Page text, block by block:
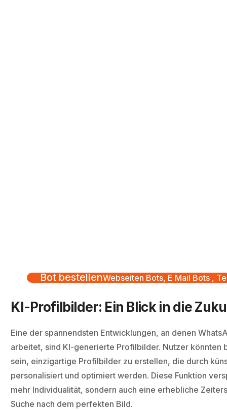
Bot bestellenWebseiten Bots, E Mail Bots ,
KI-Profilbilder: Ein Blick in die
Eine der spannendsten Entwicklungen, an denen
arbeitet, sind KI-generierte Profilbilder. Nutzer könnten
sein, einzigartige Profilbilder zu erstellen, die durch
personalisiert und optimiert werden. Diese Funktion
mehr Individualität, sondern auch eine erhebliche
Suche nach dem perfekten Bild.